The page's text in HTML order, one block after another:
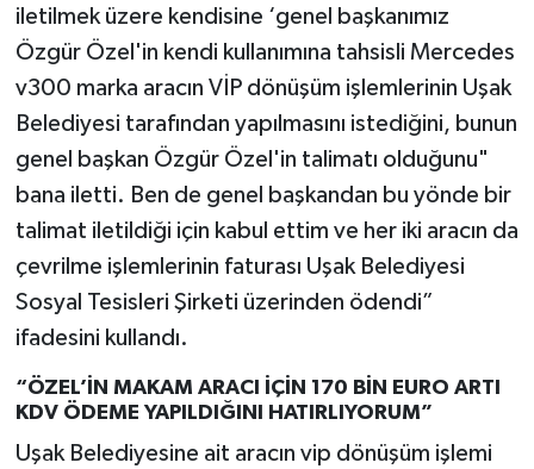
iletilmek üzere kendisine ‘genel başkanımız
Özgür Özel'in kendi kullanımına tahsisli Mercedes
v300 marka aracın VİP dönüşüm işlemlerinin Uşak
Belediyesi tarafından yapılmasını istediğini, bunun
genel başkan Özgür Özel'in talimatı olduğunu"
bana iletti. Ben de genel başkandan bu yönde bir
talimat iletildiği için kabul ettim ve her iki aracın da
çevrilme işlemlerinin faturası Uşak Belediyesi
Sosyal Tesisleri Şirketi üzerinden ödendi”
ifadesini kullandı.
“ÖZEL’İN MAKAM ARACI İÇİN 170 BİN EURO ARTI
KDV ÖDEME YAPILDIĞINI HATIRLIYORUM”
Uşak Belediyesine ait aracın vip dönüşüm işlemi